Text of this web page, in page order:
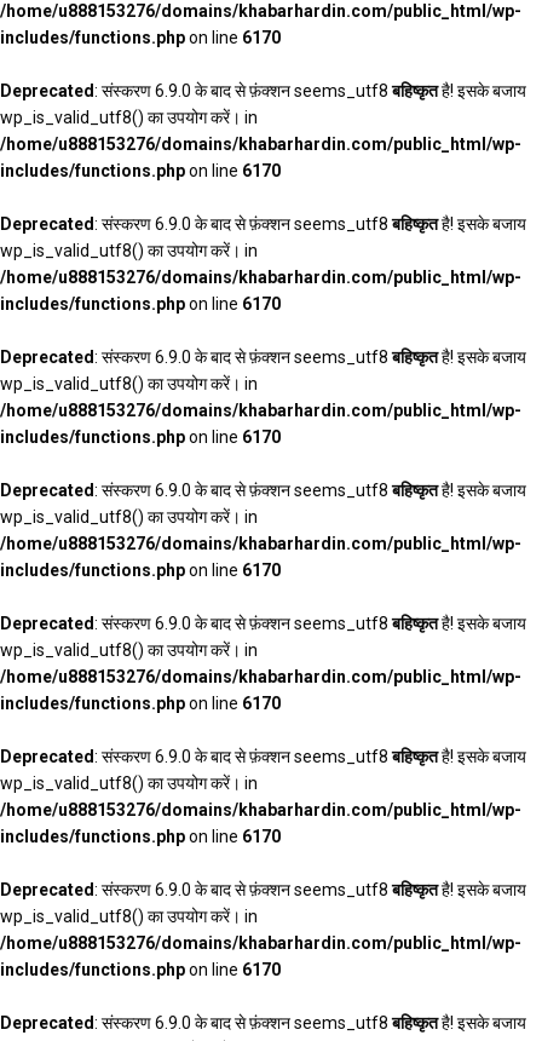
/home/u888153276/domains/khabarhardin.com/public_html/wp-
includes/functions.phpon line 6170
Deprecated: संस्करण 6.9.0 के बाद से फ़ंक्शन seems_utf8बहिष्कृतहै! इसके बजाय
wp_is_valid_utf8() का उपयोग करें। in
/home/u888153276/domains/khabarhardin.com/public_html/wp-
includes/functions.phpon line 6170
Deprecated: संस्करण 6.9.0 के बाद से फ़ंक्शन seems_utf8बहिष्कृतहै! इसके बजाय
wp_is_valid_utf8() का उपयोग करें। in
/home/u888153276/domains/khabarhardin.com/public_html/wp-
includes/functions.phpon line 6170
Deprecated: संस्करण 6.9.0 के बाद से फ़ंक्शन seems_utf8बहिष्कृतहै! इसके बजाय
wp_is_valid_utf8() का उपयोग करें। in
/home/u888153276/domains/khabarhardin.com/public_html/wp-
includes/functions.phpon line 6170
Deprecated: संस्करण 6.9.0 के बाद से फ़ंक्शन seems_utf8बहिष्कृतहै! इसके बजाय
wp_is_valid_utf8() का उपयोग करें। in
/home/u888153276/domains/khabarhardin.com/public_html/wp-
includes/functions.phpon line 6170
Deprecated: संस्करण 6.9.0 के बाद से फ़ंक्शन seems_utf8बहिष्कृतहै! इसके बजाय
wp_is_valid_utf8() का उपयोग करें। in
/home/u888153276/domains/khabarhardin.com/public_html/wp-
includes/functions.phpon line 6170
Deprecated: संस्करण 6.9.0 के बाद से फ़ंक्शन seems_utf8बहिष्कृतहै! इसके बजाय
wp_is_valid_utf8() का उपयोग करें। in
/home/u888153276/domains/khabarhardin.com/public_html/wp-
includes/functions.phpon line 6170
Deprecated: संस्करण 6.9.0 के बाद से फ़ंक्शन seems_utf8बहिष्कृतहै! इसके बजाय
wp_is_valid_utf8() का उपयोग करें। in
/home/u888153276/domains/khabarhardin.com/public_html/wp-
includes/functions.phpon line 6170
Deprecated: संस्करण 6.9.0 के बाद से फ़ंक्शन seems_utf8बहिष्कृतहै! इसके बजाय